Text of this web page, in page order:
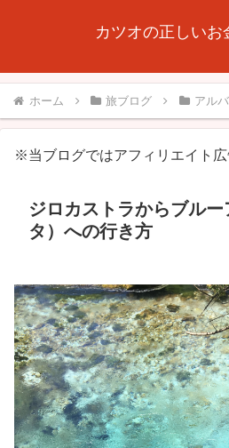
カツオの正しいお
ホーム 旅ブログ アル
※当ブログではアフィリエイト広
ジロカストラからブル
タ）への行き方